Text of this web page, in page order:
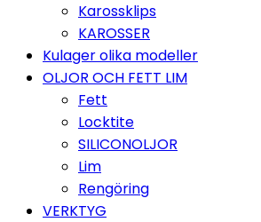
Karossklips
KAROSSER
Kulager olika modeller
OLJOR OCH FETT LIM
Fett
Locktite
SILICONOLJOR
Lim
Rengöring
VERKTYG